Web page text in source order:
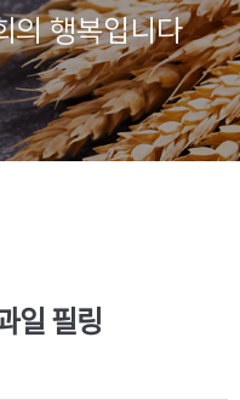
의 행복입니다
일 필링